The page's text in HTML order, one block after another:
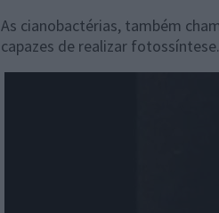
As cianobactérias, também
capazes de realizar fotossíntese.